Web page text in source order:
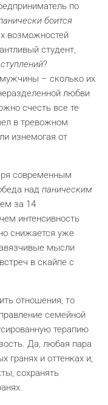
по
боится
возможностей
студент,
?
– сколько их
любви
счесть все те
в тревожном
изнемогая от
современным
над паническим
за 14
интенсивность
снижается уже
мысли
в скайпе с
отношения, то
семейной
терапию
Да, любая пара
гранях и оттенках и,
сохранять